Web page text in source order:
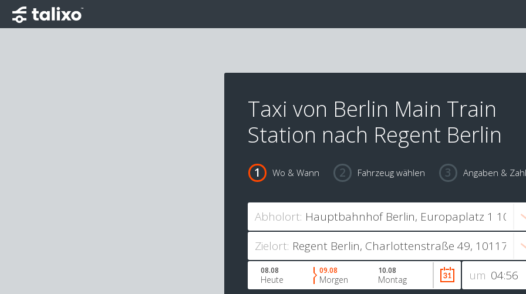
Taxi von Berlin Main Train
Station nach Regent Berlin
Wo & Wann Fahrzeug wählen Angaben &
Abholort:
Zielort:
um
08.08
Heute
09.08
Morgen
10.08
Montag